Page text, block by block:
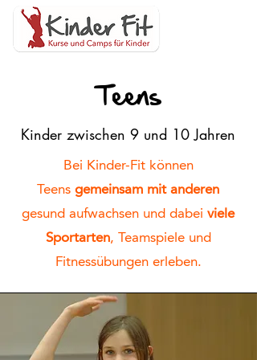
Teens
Kinder zwischen 9 und 10 Jahren
Bei Kinder-Fit können
Teens gemeinsam mit anderen
gesund aufwachsen und dabei viele
Sportarten, Teamspiele und
Fitnessübungen erleben.